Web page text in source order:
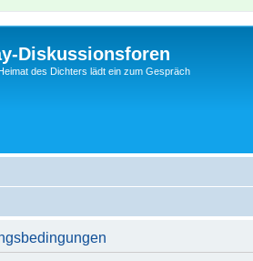
Diskussionsforen
des Dichters lädt ein zum Gespräch